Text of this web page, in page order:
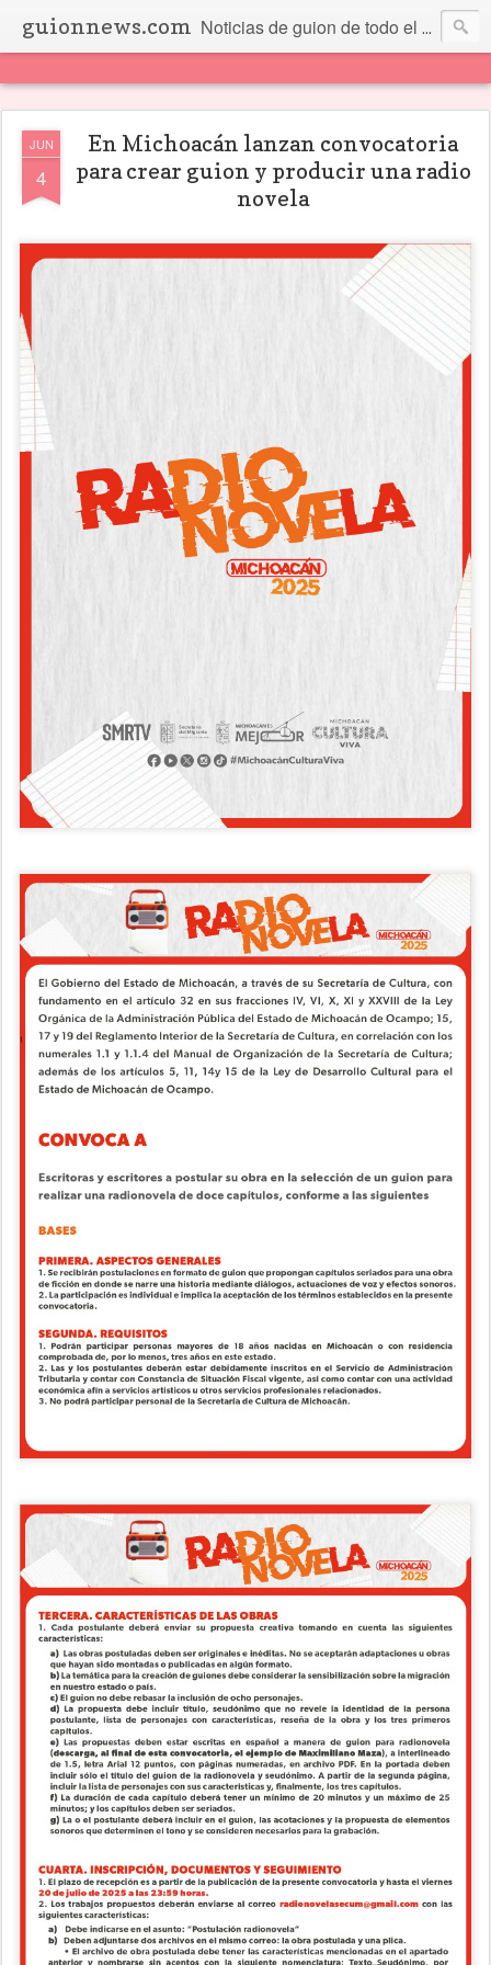
guionnews.com Noticias de guion de todo el mundo... Y más.
JUN
4
En Michoacán lanzan convocatoria
para crear guion y producir una radio
novela